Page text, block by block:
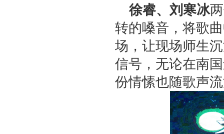
徐睿、刘寒冰
转的嗓音，将歌
场，让现场师生
信号，无论在南
份情愫也随歌声